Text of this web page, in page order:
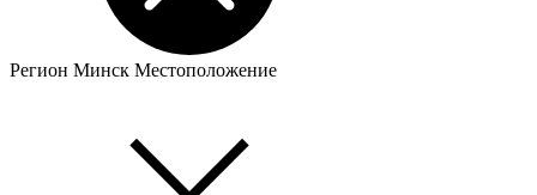
Регион Минск Местоположение